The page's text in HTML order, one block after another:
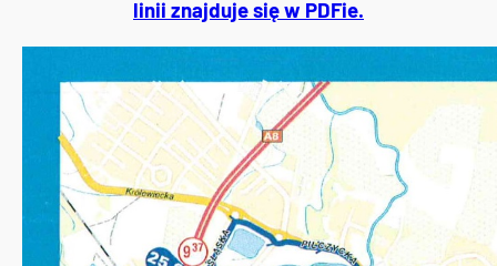
linii znajduje się w PDFie.